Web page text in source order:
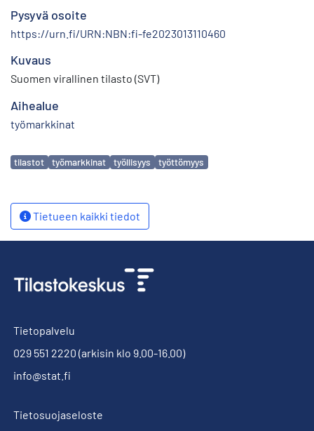
Pysyvä osoite
https://urn.fi/URN:NBN:fi-fe2023013110460
Kuvaus
Suomen virallinen tilasto (SVT)
Aihealue
työmarkkinat
Avainsanat
tilastot työmarkkinat työllisyys työttömyys
Tietueen kaikki tiedot
Tietopalvelu
029 551 2220 (arkisin klo 9.00-16.00)
info@stat.fi
Tietosuojaseloste